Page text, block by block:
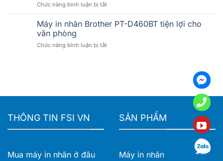
in
Brother
cho
in
khổ
doanh
Chức năng bình luận bị tắtở
in
nhãn
TD-
Giải
nhãn
Máy in nhãn Brother PT-D460BT tiện lợi cho
văn phòng
Chức năng bình luận bị tắtở
D460BT
THÔNG TIN FSI VN
Mua máy in nhãn ở đâu
SẢN PHẨM
Máy in nhãn